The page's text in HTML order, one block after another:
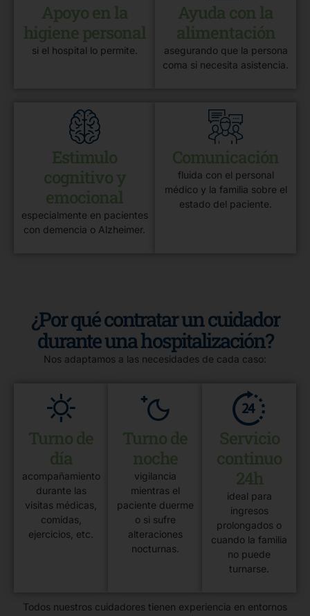
Apoyo en la
higiene personal
si el hospital lo permite.
Ayuda con la
alimentación
asegurando que la persona
coma si necesita asistencia.
Estimulo
cognitivo y
emocional
especialmente en pacientes
con demencia o Alzheimer.
Comunicación
fluida con el personal
médico y la familia sobre el
estado del paciente.
¿Por qué contratar un cuidador
durante una hospitalización?
Nos adaptamos a las necesidades de cada caso:
Turno de
día
acompañamiento
durante las
visitas médicas,
comidas,
ejercicios, etc.
Turno de
noche
vigilancia
mientras el
paciente duerme
o si sufre
alteraciones
nocturnas.
Servicio
continuo
24h
ideal para
ingresos
prolongados o
cuando la familia
no puede
turnarse.
Todos nuestros cuidadores tienen experiencia en entornos